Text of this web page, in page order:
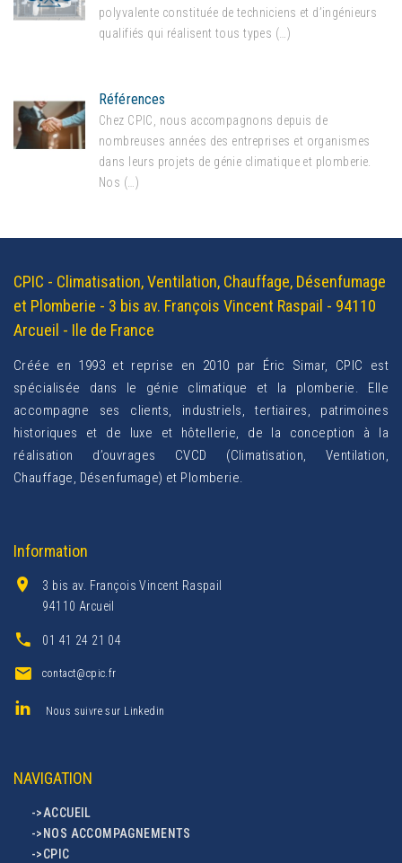
polyvalente constituée de techniciens et d’ingénieurs
qualifiés qui réalisent tous types (…)
Références
Chez CPIC, nous accompagnons depuis de
nombreuses années des entreprises et organismes
dans leurs projets de génie climatique et plomberie.
Nos (…)
CPIC - Climatisation, Ventilation, Chauffage, Désenfumage
et Plomberie - 3 bis av. François Vincent Raspail - 94110
Arcueil - Ile de France
Créée en 1993 et reprise en 2010 par Éric Simar, CPIC est
spécialisée dans le génie climatique et la plomberie. Elle
accompagne ses clients, industriels, tertiaires, patrimoines
historiques et de luxe et hôtellerie, de la conception à la
réalisation d’ouvrages CVCD (Climatisation, Ventilation,
Chauffage, Désenfumage) et Plomberie.
Information
3 bis av. François Vincent Raspail
94110 Arcueil
01 41 24 21 04
contact@cpic.fr
Nous suivre sur Linkedin
NAVIGATION
->ACCUEIL
->NOS ACCOMPAGNEMENTS
->CPIC